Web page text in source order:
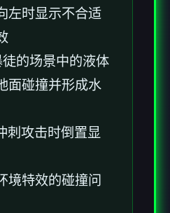
左时显示不合适
的场景中的液体
面碰撞并形成水
刺攻击时倒置显
境特效的碰撞问